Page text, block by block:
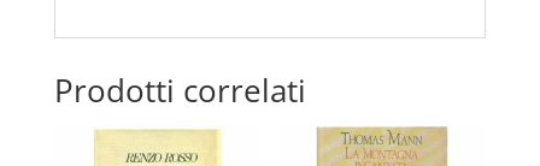
Prodotti correlati